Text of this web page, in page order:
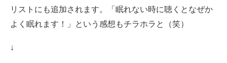
リストにも追加されます。
「眠れない時に聴くとなぜか
よく眠れます！」という感想もチラホラと（笑）
↓